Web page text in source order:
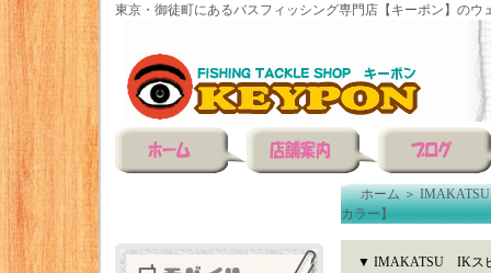
東京・御徒町にあるバスフィッシング専門店【キーポン】のウ
ホーム＞IMAKATSU
カラー】
▼ IMAKATSU IKス